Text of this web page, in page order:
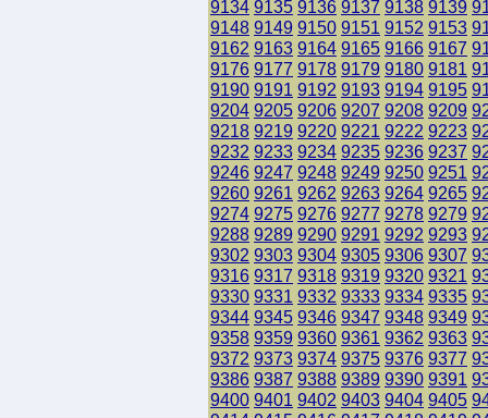
9134 9135 9136 9137 9138 9139
9148 9149 9150 9151 9152 9153
9162 9163 9164 9165 9166 9167
9176 9177 9178 9179 9180 9181
9190 9191 9192 9193 9194 9195
9204 9205 9206 9207 9208 9209
9218 9219 9220 9221 9222 9223
9232 9233 9234 9235 9236 9237
9246 9247 9248 9249 9250 9251
9260 9261 9262 9263 9264 9265
9274 9275 9276 9277 9278 9279
9288 9289 9290 9291 9292 9293
9302 9303 9304 9305 9306 9307
9316 9317 9318 9319 9320 9321
9330 9331 9332 9333 9334 9335
9344 9345 9346 9347 9348 9349
9358 9359 9360 9361 9362 9363
9372 9373 9374 9375 9376 9377
9386 9387 9388 9389 9390 9391
9400 9401 9402 9403 9404 9405